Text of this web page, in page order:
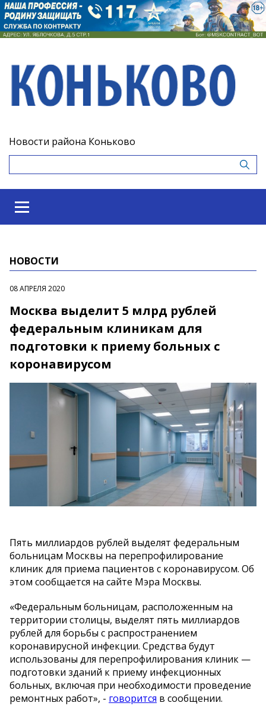
Новости района Коньково
НОВОСТИ
08 АПРЕЛЯ 2020
Москва выделит 5 млрд рублей
федеральным клиникам для
подготовки к приему больных с
коронавирусом
Пять миллиардов рублей выделят федеральным
больницам Москвы на перепрофилирование
клиник для приема пациентов с коронавирусом. Об
этом сообщается на сайте Мэра Москвы.
«Федеральным больницам, расположенным на
территории столицы, выделят пять миллиардов
рублей для борьбы с распространением
коронавирусной инфекции. Средства будут
использованы для перепрофилирования клиник —
подготовки зданий к приему инфекционных
больных, включая при необходимости проведение
ремонтных работ», - говорится в сообщении.